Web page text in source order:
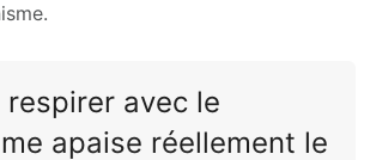
respirer avec le
apaise réellement le